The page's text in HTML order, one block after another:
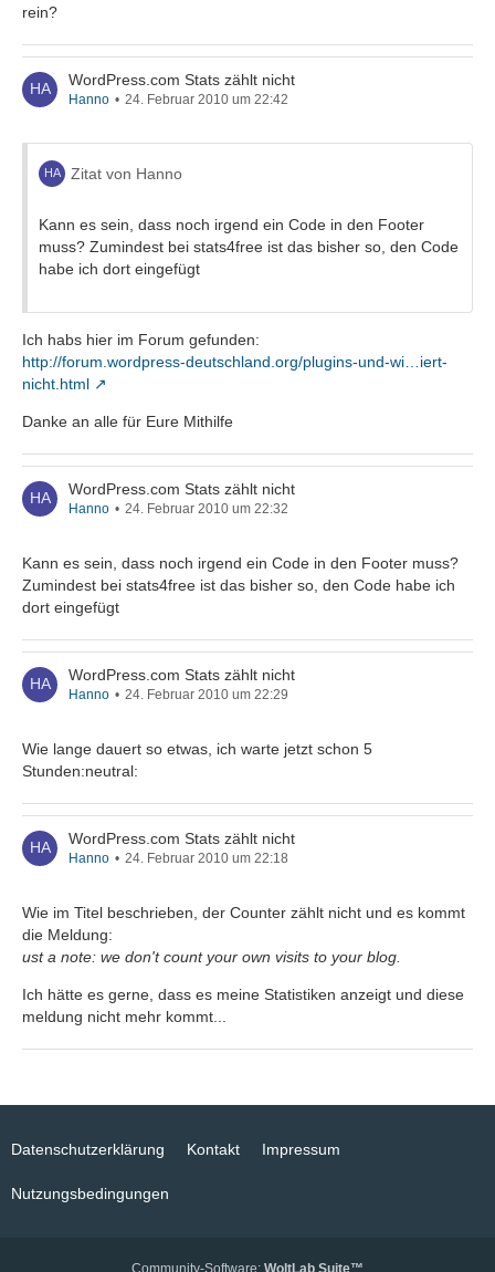
rein?
WordPress.com Stats zählt nicht
Hanno 24. Februar 2010 um 22:42
Zitat von Hanno
Kann es sein, dass noch irgend ein Code in den Footer
muss? Zumindest bei stats4free ist das bisher so, den Code
habe ich dort eingefügt
Ich habs hier im Forum gefunden:
http://forum.wordpress-deutschland.org/plugins-und-wi…iert-
nicht.html
Danke an alle für Eure Mithilfe
WordPress.com Stats zählt nicht
Hanno 24. Februar 2010 um 22:32
Kann es sein, dass noch irgend ein Code in den Footer muss?
Zumindest bei stats4free ist das bisher so, den Code habe ich
dort eingefügt
WordPress.com Stats zählt nicht
Hanno 24. Februar 2010 um 22:29
Wie lange dauert so etwas, ich warte jetzt schon 5
Stunden:neutral:
WordPress.com Stats zählt nicht
Hanno 24. Februar 2010 um 22:18
Wie im Titel beschrieben, der Counter zählt nicht und es kommt
die Meldung:
ust a note: we don't count your own visits to your blog.
Ich hätte es gerne, dass es meine Statistiken anzeigt und diese
meldung nicht mehr kommt...
Datenschutzerklärung Kontakt Impressum
Nutzungsbedingungen
Community-Software: WoltLab Suite™